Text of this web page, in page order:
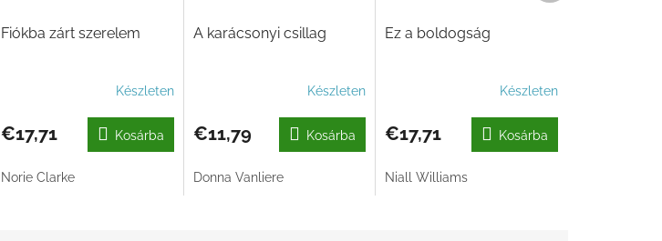
Fiókba zárt szerelem
Készleten
€17,71 Kosárba
Norie Clarke
A karácsonyi csillag
Készleten
€11,79 Kosárba
Donna Vanliere
Ez a boldogság
Készleten
€17,71 Kosárba
Niall Williams